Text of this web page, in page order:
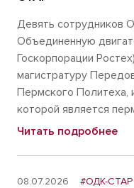
Девять сотрудников
Объединенную
Госкорпорации
магистратуру
Пермского Политеха,
которой является
Читать подробнее
08.07.2026 #ОДК-СТАР